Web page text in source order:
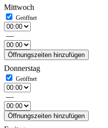
Mittwoch
—
Öffnungszeiten hinzufügen
Donnerstag
—
Öffnungszeiten hinzufügen